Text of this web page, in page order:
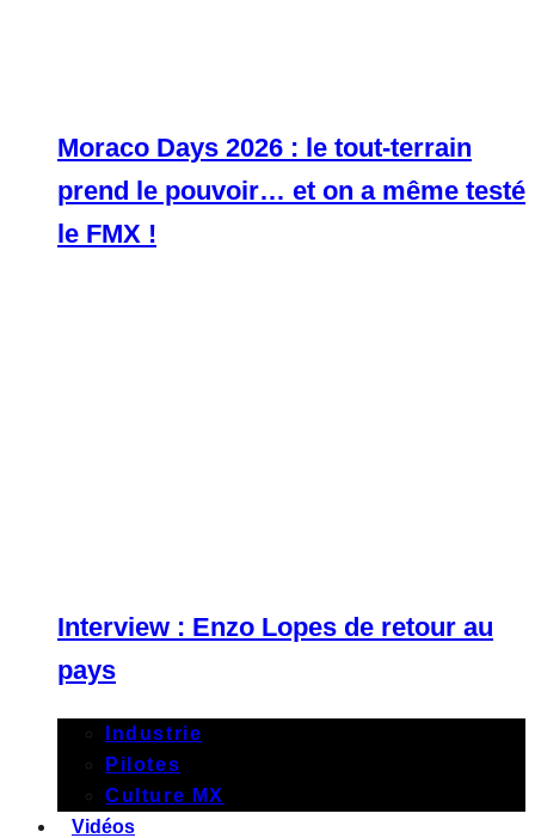
Moraco Days 2026 : le tout-terrain
prend le pouvoir… et on a même testé
le FMX !
Interview : Enzo Lopes de retour au
pays
Industrie
Pilotes
Culture MX
Vidéos